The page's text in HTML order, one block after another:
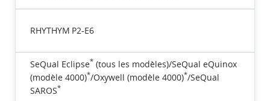
RHYTHYM P2-E6
SeQual Eclipse* (tous les modèles)/SeQual eQuinox
(modèle 4000)*/Oxywell (modèle 4000)*/SeQual
SAROS*